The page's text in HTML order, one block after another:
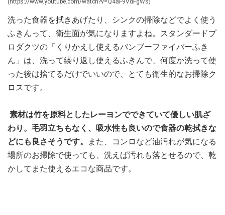
洗った食器を拭きあげたり、シンクの掃除などでよく使う
ふきんって、衛生面が気になりますよね。スタンダードプ
ロダクツの「くりかえし使えるバンブーファイバーふき
ん」は、洗って繰り返し使えるふきんで、何度か洗って使
った後は捨てるだけでいいので、とても衛生的なお掃除ク
ロスです。
素材は竹を原料としたレーヨンでできていて優しい肌ざ
わり。毛羽立ちもなく、吸水性も良いので食器の乾拭きな
どにも良さそうです。
また、コンロなど油汚れが気になる
場所のお掃除で使っても、洗えば汚れも落とせるので、乾
かしてまた使えるエコな商品です。